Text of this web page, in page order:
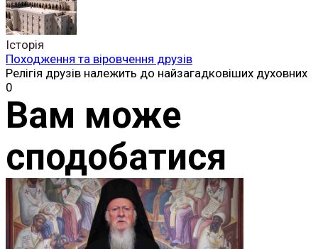
Історія
Походження та віровчення друзів
Релігія друзів належить до найзагадковіших духовних
0
Вам може
сподобатися